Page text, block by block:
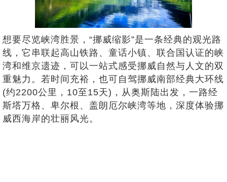
想要尽览峡湾胜景，“挪威缩影”是一条经典的观光路
线，它串联起高山铁路、童话小镇、联合国认证的峡
湾和维京遗迹，可以一站式感受挪威自然与人文的双
重魅力。若时间充裕，也可自驾挪威南部经典大环线
(约2200公里，10至15天)，从奥斯陆出发，一路经
斯塔万格、卑尔根、盖朗厄尔峡湾等地，深度体验挪
威西海岸的壮丽风光。